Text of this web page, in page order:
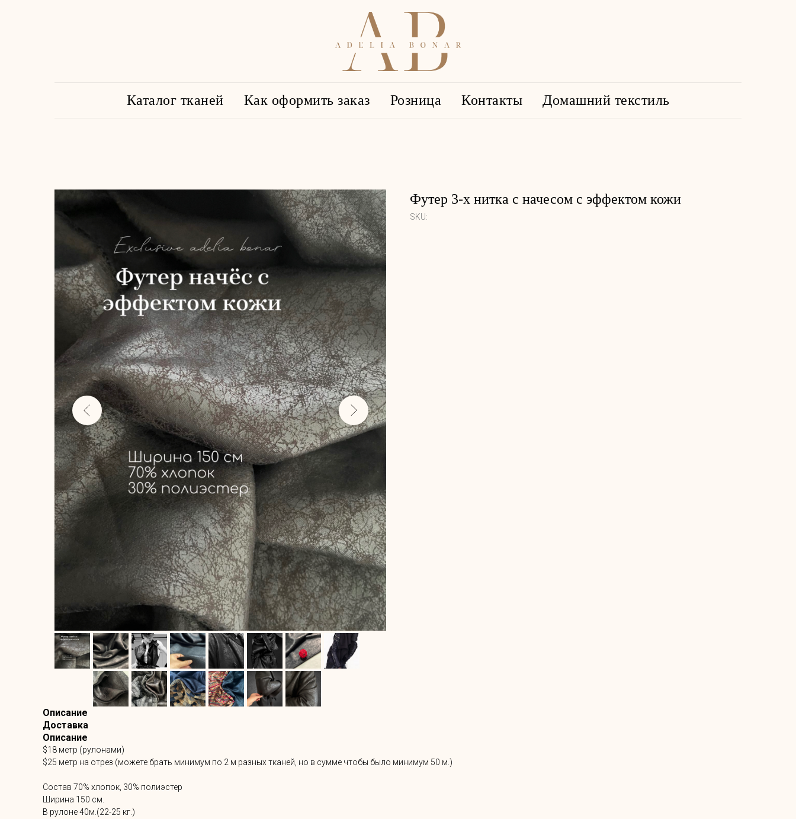
Каталог тканей Как оформить заказ Розница Контакты Домашний текстиль
Футер 3-х нитка с начесом с эффектом кожи
SKU:
Описание
Доставка
Описание
$18 метр (рулонами)
$25 метр на отрез (можете брать минимум по 2 м разных тканей, но в сумме чтобы было минимум 50 м.)
Состав 70% хлопок, 30% полиэстер
Ширина 150 см.
В рулоне 40м.(22-25 кг.)